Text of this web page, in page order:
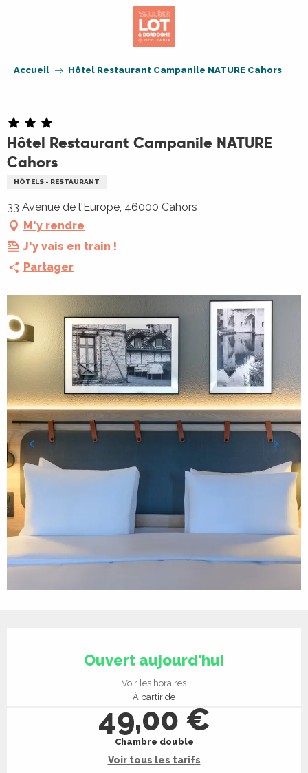
Accueil Hôtel Restaurant Campanile NATURE Cahors
Hôtel Restaurant Campanile NATURE
Cahors
HÔTELS - RESTAURANT
33 Avenue de l'Europe, 46000 Cahors
M'y rendre
J'y vais en train !
Partager
Ouvert aujourd'hui
Voir les horaires
À partir de
49,00 €
Chambre double
Voir tous les tarifs